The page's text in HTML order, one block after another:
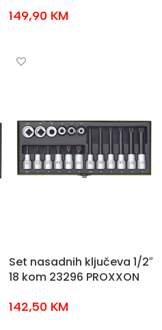
149,90 KM
Set nasadnih ključeva 1/2″
18 kom 23296 PROXXON
142,50 KM